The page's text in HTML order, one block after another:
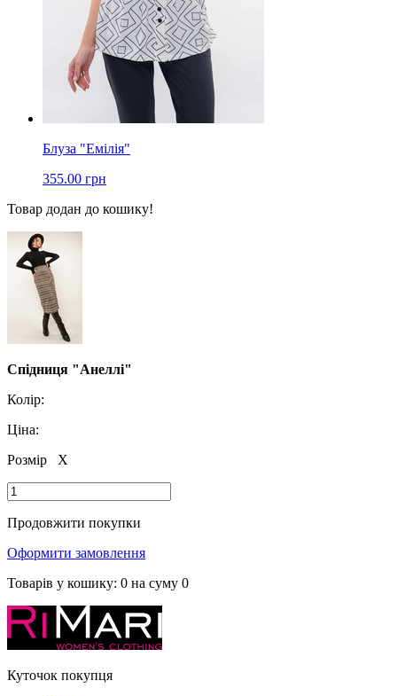
Блуза "Емілія"
355.00 грн
Товар додан до кошику!
Спідниця "Анеллі"
Колір:
Ціна:
Розмір
X
Продовжити покупки
Оформити замовлення
Товарів у кошику: 0 на суму 0
Куточок покупця